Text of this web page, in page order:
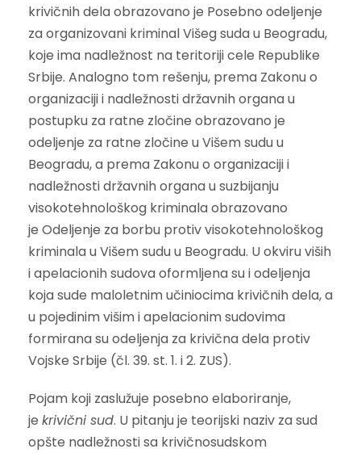
krivičnih dela obrazovano je Posebno odeljenje
za organizovani kriminal Višeg suda u Beogradu,
koje ima nadležnost na teritoriji cele Republike
Srbije. Analogno tom rešenju, prema Zakonu o
organizaciji i nadležnosti državnih organa u
postupku za ratne zločine obrazovano je
odeljenje za ratne zločine u Višem sudu u
Beogradu, a prema Zakonu o organizaciji i
nadležnosti državnih organa u suzbijanju
visokotehnološkog kriminala obrazovano
je Odeljenje za borbu protiv visokotehnološkog
kriminala u Višem sudu u Beogradu. U okviru viših
i apelacionih sudova oformljena su i odeljenja
koja sude maloletnim učiniocima krivičnih dela, a
u pojedinim višim i apelacionim sudovima
formirana su odeljenja za krivična dela protiv
Vojske Srbije (čl. 39. st. 1. i 2. ZUS).
Pojam koji zaslužuje posebno elaboriranje,
je krivični sud. U pitanju je teorijski naziv za sud
opšte nadležnosti sa krivičnosudskom